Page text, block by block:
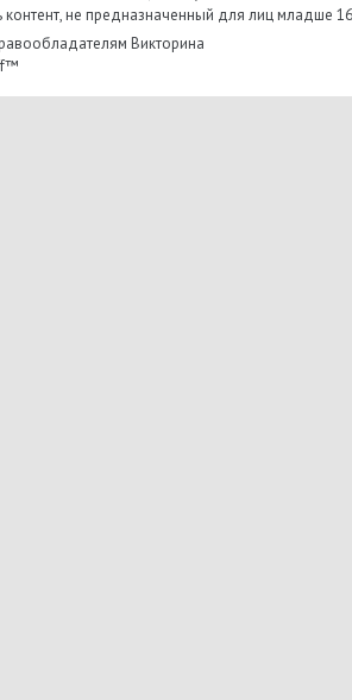
не предназначенный для лиц младше
Викторина